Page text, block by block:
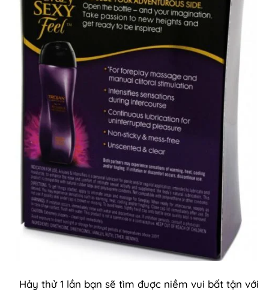
Hảy thử 1 lần bạn sẽ tìm đuợc niềm vui bất tận với